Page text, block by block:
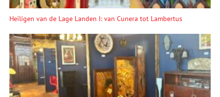
Heiligen van de Lage Landen I: van Cunera tot Lambertus